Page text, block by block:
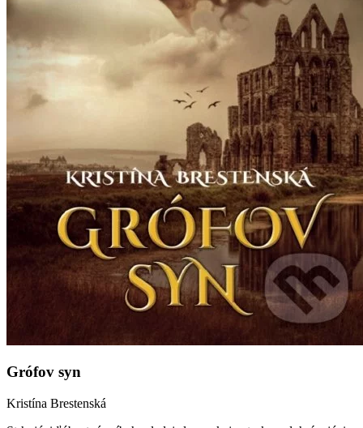
Grófov syn
Kristína Brestenská